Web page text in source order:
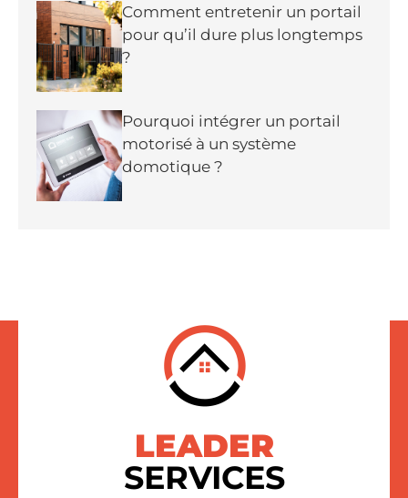
Comment entretenir un portail
pour qu’il dure plus longtemps
?
Pourquoi intégrer un portail
motorisé à un système
domotique ?
LEADER
SERVICES